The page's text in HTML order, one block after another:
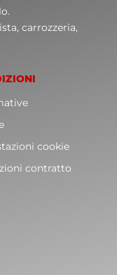
carrozzeria,
cookie
contratto